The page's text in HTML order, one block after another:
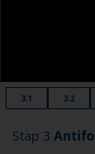
3.1 3.2
Stap 3